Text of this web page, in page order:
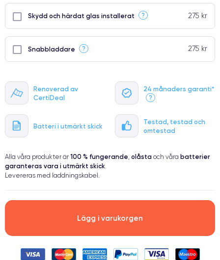
Renoverad av
CertiDeal
24 månaders garanti*
?
Batteri i utmärkt skick
Testad, testad och
omtestad
Skydd och härdat glas installerat ? 275 kr
Snabbladdare ? 275 kr
Alla våra produkter är 100 % fungerande, olåsta och våra batterier
garanteras vara i utmärkt skick.
Levereras med laddningskabel.
Lägg i varukorgen